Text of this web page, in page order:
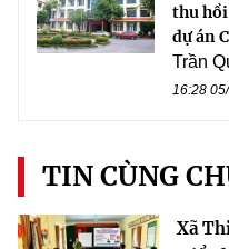
thu
dự án
Trần
16:28
TIN CÙNG
Xã